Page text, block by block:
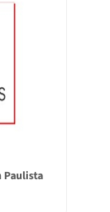
Paulista